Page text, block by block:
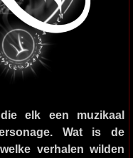
elk een muzikaal
Wat is de
verhalen wilden